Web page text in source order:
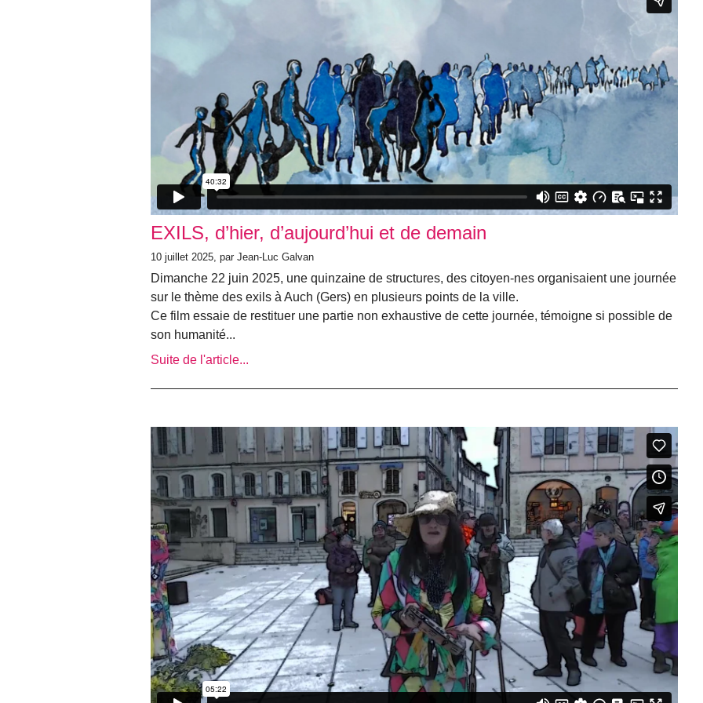
EXILS, d’hier, d’aujourd’hui et de demain
10 juillet 2025, par Jean-Luc Galvan
Dimanche 22 juin 2025, une quinzaine de structures, des citoyen-nes organisaient une journée
sur le thème des exils à Auch (Gers) en plusieurs points de la ville.
Ce film essaie de restituer une partie non exhaustive de cette journée, témoigne si possible de
son humanité...
Suite de l'article...